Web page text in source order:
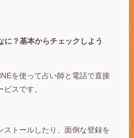
に？基本からチェックしよう
を使って占い師と電話で直接
スです。
ストールしたり、面倒な登録を